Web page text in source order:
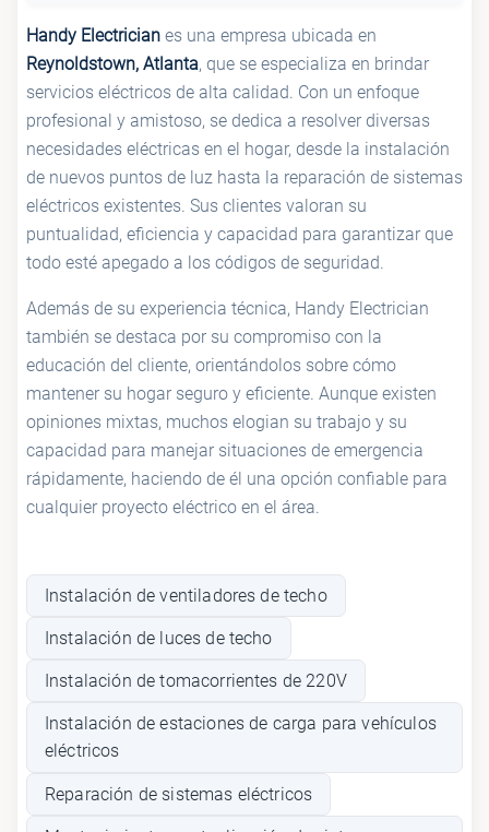
Handy Electrician es una empresa ubicada en
Reynoldstown, Atlanta, que se especializa en brindar
servicios eléctricos de alta calidad. Con un enfoque
profesional y amistoso, se dedica a resolver diversas
necesidades eléctricas en el hogar, desde la instalación
de nuevos puntos de luz hasta la reparación de sistemas
eléctricos existentes. Sus clientes valoran su
puntualidad, eficiencia y capacidad para garantizar que
todo esté apegado a los códigos de seguridad.
Además de su experiencia técnica, Handy Electrician
también se destaca por su compromiso con la
educación del cliente, orientándolos sobre cómo
mantener su hogar seguro y eficiente. Aunque existen
opiniones mixtas, muchos elogian su trabajo y su
capacidad para manejar situaciones de emergencia
rápidamente, haciendo de él una opción confiable para
cualquier proyecto eléctrico en el área.
Instalación de ventiladores de techo
Instalación de luces de techo
Instalación de tomacorrientes de 220V
Instalación de estaciones de carga para vehículos
eléctricos
Reparación de sistemas eléctricos